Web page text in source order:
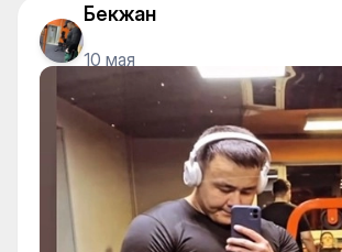
Бекжан
10 мая